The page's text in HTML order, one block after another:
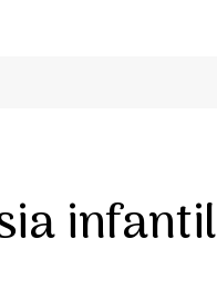
infantil